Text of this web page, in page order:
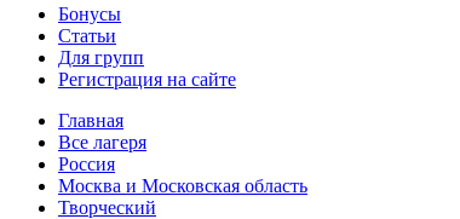
Бонусы
Статьи
Для групп
Регистрация на сайте
Главная
Все лагеря
Россия
Москва и Московская область
Творческий